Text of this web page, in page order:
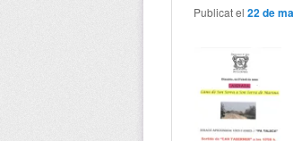
Publicat el22 de